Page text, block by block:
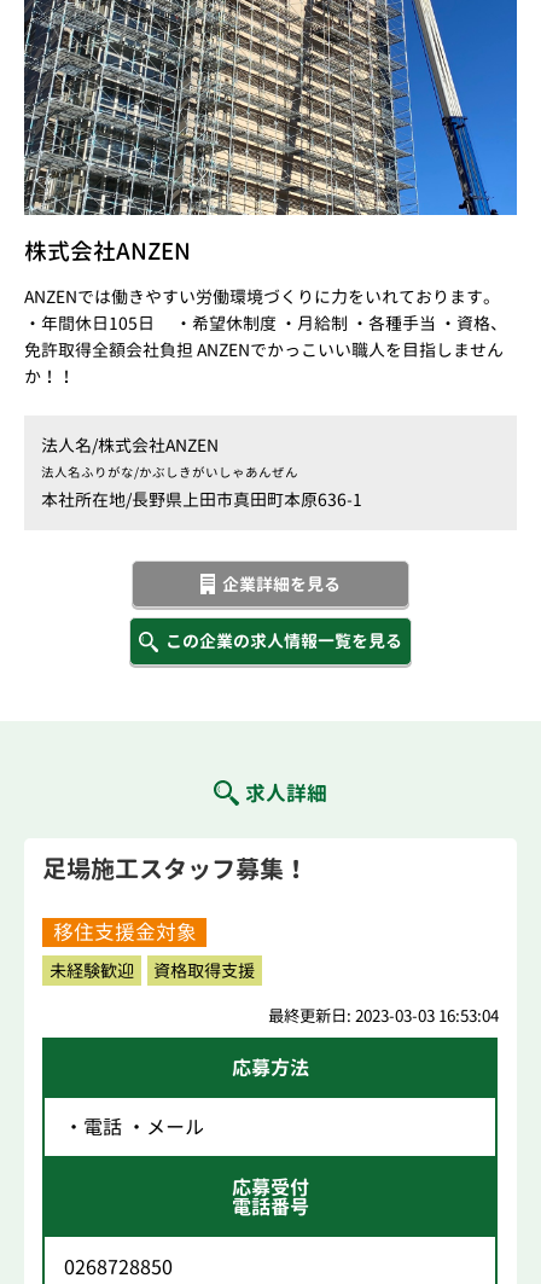
株式会社ANZEN
ANZENでは働きやすい労働環境づくりに力をいれております。
・年間休日105日 ・希望休制度 ・月給制 ・各種手当 ・資格、
免許取得全額会社負担 ANZENでかっこいい職人を目指しません
か！！
法人名/株式会社ANZEN
法人名ふりがな/かぶしきがいしゃあんぜん
本社所在地/長野県上田市真田町本原636-1
企業詳細を見る
この企業の求人情報一覧を見る
求人詳細
足場施工スタッフ募集！
移住支援金対象
未経験歓迎 資格取得支援
最終更新日: 2023-03-03 16:53:04
応募方法
・電話 ・メール
応募受付
電話番号
0268728850